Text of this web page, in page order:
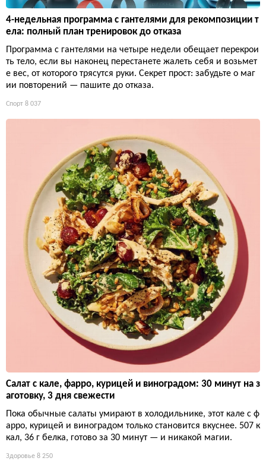
4-недельная программа с гантелями для рекомпозиции т
ела: полный план тренировок до отказа
Программа с гантелями на четыре недели обещает перекрои
ть тело, если вы наконец перестанете жалеть себя и возьмет
е вес, от которого трясутся руки. Секрет прост: забудьте о маг
ии повторений — пашите до отказа.
Спорт 8 037
Салат с кале, фарро, курицей и виноградом: 30 минут на з
аготовку, 3 дня свежести
Пока обычные салаты умирают в холодильнике, этот кале с ф
арро, курицей и виноградом только становится вкуснее. 507 к
кал, 36 г белка, готово за 30 минут — и никакой магии.
Здоровье 8 250